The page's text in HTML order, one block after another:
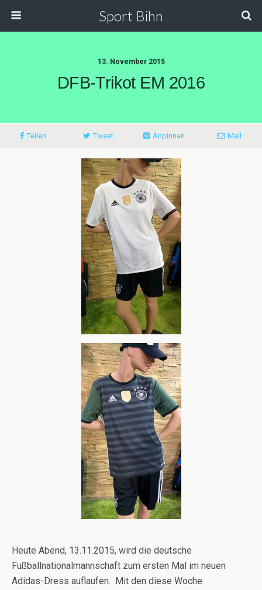
Sport Bihn
13. November 2015
DFB-Trikot EM 2016
Teilen Tweet Anpinnen Mail
Heute Abend, 13.11.2015, wird die deutsche
Fußballnationalmannschaft zum ersten Mal im neuen
Adidas-Dress auflaufen. Mit den diese Woche